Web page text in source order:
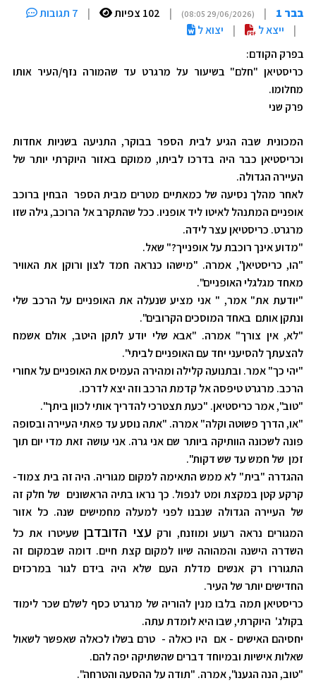
בבר 1 |
(29/06/2026 08:05)
| 102 צפיות |
7 תגובות
|
ייצא ל | יצוא ל
בפרק הקודם:
כריסטיאן "חלם" בשיעור על מרגרט עד שהמורה נזף/העיר אותו
מחלומו.
פרק שני
המכונית שבה הגיע לבית הספר בבוקר, התניעה בשניות אחדות
וכריסטיאן כבר היה בדרכו לביתו, ממוקם באזור היוקרתי יותר של
העיירה הגדולה.
לאחר מהלך נסיעה של כמאתיים מטרים מבית הספר הבחין ברוכב
אופניים המתנהל לאיטו ליד אופניו. ככל שהתקרב אל הרוכב, גילה שזו
מרגרט. כריסטיאן עצר לידה.
"מדוע אינך רוכבת על אופנייך?" שאל.
"הו, כריסטיאן", אמרה. "מישהו כנראה חמד לצון ורוקן את האוויר
מאחד מגלגלי האופניים".
"יודעת את" אמר, " אני מציע שנעלה את האופניים על הרכב שלי
ונתקן אותם באחד המוסכים הקרובים".
"לא, אין צורך" אמרה. "אבא שלי יודע לתקן היטב, אולם אשמח
להצעתך להסיעני יחד עם האופניים לביתי".
"יהי כך" אמר. ובתנועה קלילה ומהירה העמיס את האופניים על אחורי
הרכב. מרגרט טיפסה אל קדמת הרכב וזה יצא לדרכו.
"טוב", אמר כריסטיאן. "כעת תצטרכי להדריך אותי לכוון ביתך".
"או, הדרך פשוטה וקלה" אמרה. "אתה נוסע עד פאתי העיירה ובסופה
פונה לשכונה הוותיקה ביותר שם אני גרה. אני עושה זאת מדי יום תוך
זמן של חמש עד שש דקות".
ההגדרה "בית" לא ממש התאימה למקום מגוריה. היה זה בית צמוד-
קרקע קטן במקצת ומט לנפול. כך נראו בתיה הראשונים של חלק זה
של העיירה הגדולה שנבנו לפני למעלה מחמישים שנה. כל אזור
המגורים נראה רעוע ומוזנח, ורק עצי הדובדבןשעיטרו את כל
השדרה הישנה והמהוהה שיוו למקום קצת חיים. דומה שבמקום זה
התגוררו רק אנשים מדלת העם שלא היה בידם לגור במרכזים
החדישים יותר של העיר.
כריסטיאן תמה בלבו מנין להוריה של מרגרט כסף לשלם שכר לימוד
בקולג' היוקרתי, שבו היא לומדת עתה.
יחסיהם האישים - אם היו כאלה - טרם בשלו לכאלה שאפשר לשאול
שאלות אישיות ובמיוחד דברים שהשתיקה יפה להם.
"טוב, הנה הגענו", אמרה. "תודה על ההסעה והטרחה".